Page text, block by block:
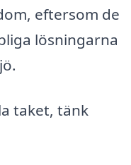
eftersom de
lösningarna
taket, tänk